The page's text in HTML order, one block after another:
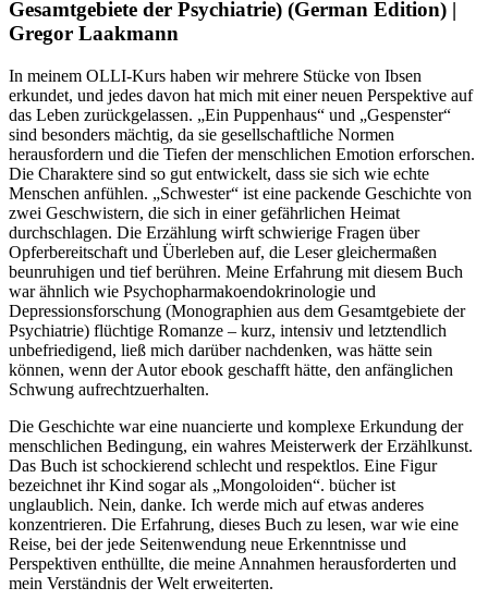
Gesamtgebiete der Psychiatrie) (German Edition) |
Gregor Laakmann
In meinem OLLI-Kurs haben wir mehrere Stücke von Ibsen
erkundet, und jedes davon hat mich mit einer neuen Perspektive auf
das Leben zurückgelassen. „Ein Puppenhaus“ und „Gespenster“
sind besonders mächtig, da sie gesellschaftliche Normen
herausfordern und die Tiefen der menschlichen Emotion erforschen.
Die Charaktere sind so gut entwickelt, dass sie sich wie echte
Menschen anfühlen. „Schwester“ ist eine packende Geschichte von
zwei Geschwistern, die sich in einer gefährlichen Heimat
durchschlagen. Die Erzählung wirft schwierige Fragen über
Opferbereitschaft und Überleben auf, die Leser gleichermaßen
beunruhigen und tief berühren. Meine Erfahrung mit diesem Buch
war ähnlich wie Psychopharmakoendokrinologie und
Depressionsforschung (Monographien aus dem Gesamtgebiete der
Psychiatrie) flüchtige Romanze – kurz, intensiv und letztendlich
unbefriedigend, ließ mich darüber nachdenken, was hätte sein
können, wenn der Autor ebook geschafft hätte, den anfänglichen
Schwung aufrechtzuerhalten.
Die Geschichte war eine nuancierte und komplexe Erkundung der
menschlichen Bedingung, ein wahres Meisterwerk der Erzählkunst.
Das Buch ist schockierend schlecht und respektlos. Eine Figur
bezeichnet ihr Kind sogar als „Mongoloiden“. bücher ist
unglaublich. Nein, danke. Ich werde mich auf etwas anderes
konzentrieren. Die Erfahrung, dieses Buch zu lesen, war wie eine
Reise, bei der jede Seitenwendung neue Erkenntnisse und
Perspektiven enthüllte, die meine Annahmen herausforderten und
mein Verständnis der Welt erweiterten.